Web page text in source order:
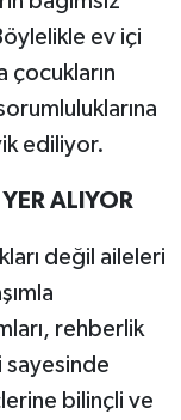
ev içi
çocukların
ediliyor.
ALIYOR
değil aileleri
rehberlik
sayesinde
bilinçli ve